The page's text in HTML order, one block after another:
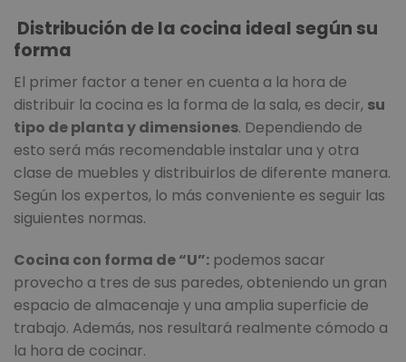
Distribución de la cocina ideal según su
forma
El primer factor a tener en cuenta a la hora de
distribuir la cocina es la forma de la sala, es decir, su
tipo de planta y dimensiones. Dependiendo de
esto será más recomendable instalar una y otra
clase de muebles y distribuirlos de diferente manera.
Según los expertos, lo más conveniente es seguir las
siguientes normas.
Cocina con forma de “U”: podemos sacar
provecho a tres de sus paredes, obteniendo un gran
espacio de almacenaje y una amplia superficie de
trabajo. Además, nos resultará realmente cómodo a
la hora de cocinar.